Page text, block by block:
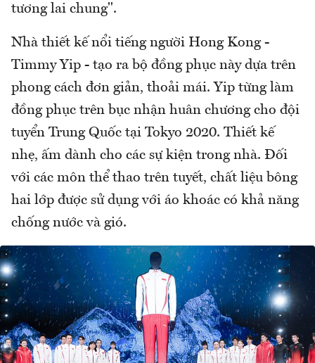
tương lai chung".
Nhà thiết kế nổi tiếng người Hong Kong -
Timmy Yip - tạo ra bộ đồng phục này dựa trên
phong cách đơn giản, thoải mái. Yip từng làm
đồng phục trên bục nhận huân chương cho đội
tuyển Trung Quốc tại Tokyo 2020. Thiết kế
nhẹ, ấm dành cho các sự kiện trong nhà. Đối
với các môn thể thao trên tuyết, chất liệu bông
hai lớp được sử dụng với áo khoác có khả năng
chống nước và gió.